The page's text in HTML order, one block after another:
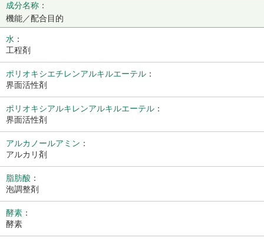
成分名称 ：
機能／配合目的
水 ：
工程剤
ポリオキシエチレンアルキルエーテル ：
界面活性剤
ポリオキシアルキレンアルキルエーテル ：
界面活性剤
アルカノールアミン ：
アルカリ剤
脂肪酸 ：
泡調整剤
酵素 ：
酵素